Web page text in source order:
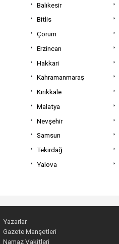
Balıkesir
Bitlis
Çorum
Erzincan
Hakkari
Kahramanmaraş
Kırıkkale
Malatya
Nevşehir
Samsun
Tekirdağ
Yalova
Yazarlar
Gazete Manşetleri
Namaz Vakitleri